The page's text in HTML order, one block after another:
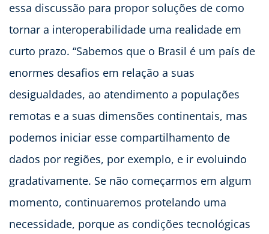
essa discussão para propor soluções de como
tornar a interoperabilidade uma realidade em
curto prazo. “Sabemos que o Brasil é um país de
enormes desafios em relação a suas
desigualdades, ao atendimento a populações
remotas e a suas dimensões continentais, mas
podemos iniciar esse compartilhamento de
dados por regiões, por exemplo, e ir evoluindo
gradativamente. Se não começarmos em algum
momento, continuaremos protelando uma
necessidade, porque as condições tecnológicas